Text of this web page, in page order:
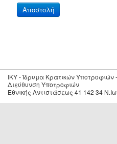
IKY - Ίδρυμα Κρατικών Υποτροφιών -
Διεύθυνση Υποτροφιών
Εθνικής Αντιστάσεως 41 142 34